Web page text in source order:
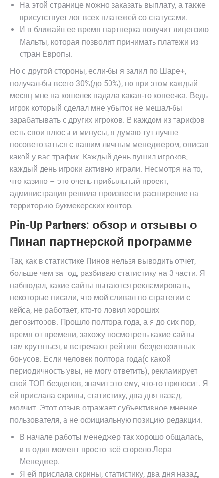
На этой странице можно заказать выплату, а также
присутствует лог всех платежей со статусами.
И в ближайшее время партнерка получит лицензию
Мальты, которая позволит принимать платежи из
стран Европы.
Но с другой стороны, если-бы я залил по Шаре+,
получал-бы всего 30%(до 50%), но при этом каждый
месяц мне на кошелек падала какая-то копеечка. Ведь
игрок который сделал мне убыток не мешал-бы
зарабатывать с других игроков. В каждом из тарифов
есть свои плюсы и минусы, я думаю тут лучше
посоветоваться с вашим личным менеджером, описав
какой у вас трафик. Каждый день пушил игроков,
каждый день игроки активно играли. Несмотря на то,
что казино – это очень прибыльный проект,
администрация решила произвести расширение на
территорию букмекерских контор.
Pin-Up Partners: обзор и отзывы о
Пинап партнерской программе
Так, как в статистике Пинов нельзя выводить отчет,
больше чем за год, разбиваю статистику на 3 части. Я
наблюдал, какие сайты пытаются рекламировать,
некоторые писали, что мой сливал по стратегии с
кейса, не работает, кто-то ловил хороших
депозиторов. Прошло полтора года, а я до сих пор,
время от времени, захожу посмотреть какие сайты
там крутяться, и встречают рейтинг бездепозитных
бонусов. Если человек полтора года(с какой
периодичность увы, не могу ответить), рекламирует
свой ТОП бездепов, значит это ему, что-то приносит. Я
ей прислала скрины, статистику, два дня назад,
молчит. Этот отзыв отражает субъективное мнение
пользователя, а не официальную позицию редакции.
В начале работы менеджер так хорошо общалась,
и в один момент просто всё сгорело.Лера
Менеджер.
Я ей прислала скрины, статистику, два дня назад,